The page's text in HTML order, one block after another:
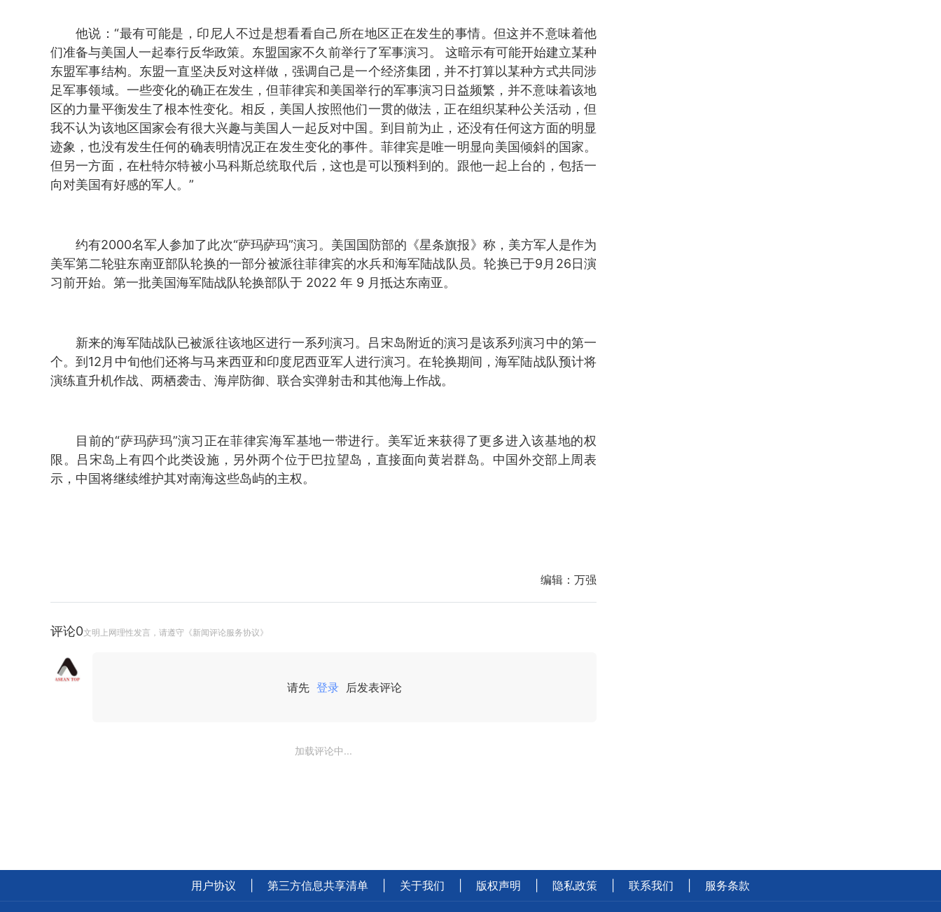
他说：“最有可能是，印尼人不过是想看看自己所在地区正在发生的事情。但这并不意味着他
们准备与美国人一起奉行反华政策。东盟国家不久前举行了军事演习。 这暗示有可能开始建立某种
东盟军事结构。东盟一直坚决反对这样做，强调自己是一个经济集团，并不打算以某种方式共同涉
足军事领域。一些变化的确正在发生，但菲律宾和美国举行的军事演习日益频繁，并不意味着该地
区的力量平衡发生了根本性变化。相反，美国人按照他们一贯的做法，正在组织某种公关活动，但
我不认为该地区国家会有很大兴趣与美国人一起反对中国。到目前为止，还没有任何这方面的明显
迹象，也没有发生任何的确表明情况正在发生变化的事件。菲律宾是唯一明显向美国倾斜的国家。
但另一方面，在杜特尔特被小马科斯总统取代后，这也是可以预料到的。跟他一起上台的，包括一
向对美国有好感的军人。”
约有2000名军人参加了此次“萨玛萨玛”演习。美国国防部的《星条旗报》称，美方军人是作为
美军第二轮驻东南亚部队轮换的一部分被派往菲律宾的水兵和海军陆战队员。轮换已于9月26日演
习前开始。第一批美国海军陆战队轮换部队于 2022 年 9 月抵达东南亚。
新来的海军陆战队已被派往该地区进行一系列演习。吕宋岛附近的演习是该系列演习中的第一
个。到12月中旬他们还将与马来西亚和印度尼西亚军人进行演习。在轮换期间，海军陆战队预计将
演练直升机作战、两栖袭击、海岸防御、联合实弹射击和其他海上作战。
目前的“萨玛萨玛”演习正在菲律宾海军基地一带进行。美军近来获得了更多进入该基地的权
限。吕宋岛上有四个此类设施，另外两个位于巴拉望岛，直接面向黄岩群岛。中国外交部上周表
示，中国将继续维护其对南海这些岛屿的主权。
编辑： 万强
评论0文明上网理性发言，请遵守《新闻评论服务协议》
请先 登录 后发表评论
加载评论中...
用户协议 第三方信息共享清单 关于我们 版权声明 隐私政策 联系我们 服务条款